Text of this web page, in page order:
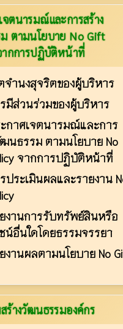
จตนารมณ์และการสร้าง
ตามนโยบาย No Gift
ากการปฏิบัติหน้าที่
จำนงสุจริตของผู้บริหาร
มีส่วนร่วมของผู้บริหาร
กาศเจตนารมณ์และการ
นธรรม ตามนโยบาย No
จากการปฏิบัติหน้าที่
ประเมินผลและรายงาน
งานการรับทรัพย์สินหรือ
น์อื่นใดโดยธรรมจรรยา
งานผลตามนโยบาย No
สร้างวัฒนธรรมองค์กร